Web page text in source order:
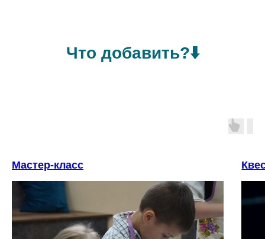
Что добавить?⬇️
Мастер-класс